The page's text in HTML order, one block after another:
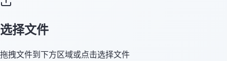
选择文件
拖拽文件到下方区域或点击选择文件